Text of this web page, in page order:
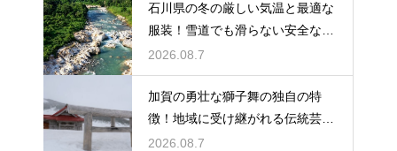
石川県の冬の厳しい気温と最適な
服装！雪道でも滑らない安全な靴
の選び方
2026.08.7
加賀の勇壮な獅子舞の独自の特
徴！地域に受け継がれる伝統芸能
の迫力
2026.08.7